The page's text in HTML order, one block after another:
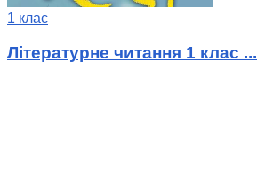
1 клас
Літературне читання 1 клас ...